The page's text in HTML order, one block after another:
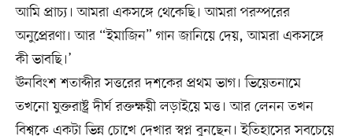
আমি প্রাচ্য। আমরা একসঙ্গে থেকেছি। আমরা পরস্পরের
অনুপ্রেরণা। আর “ইমাজিন” গান জানিয়ে দেয়, আমরা একসঙ্গে
কী ভাবছি।’
ঊনবিংশ শতাব্দীর সত্তরের দশকের প্রথম ভাগ। ভিয়েতনামে
তখনো যুক্তরাষ্ট্র দীর্ঘ রক্তক্ষয়ী লড়াইয়ে মত্ত। আর লেনন তখন
বিশ্বকে একটা ভিন্ন চোখে দেখার স্বপ্ন বুনছেন। ইতিহাসের সবচেয়ে